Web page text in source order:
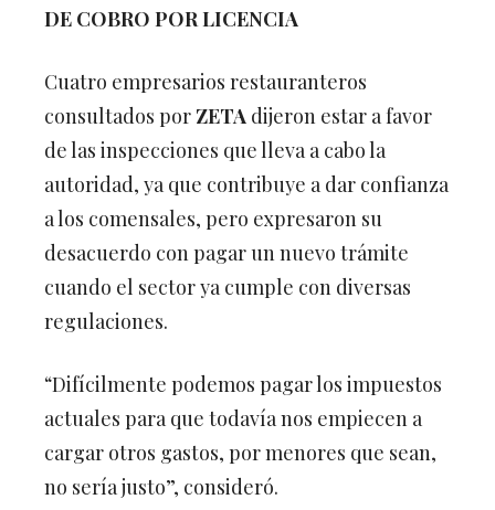
DE COBRO POR LICENCIA
Cuatro empresarios restauranteros
consultados por ZETA dijeron estar a favor
de las inspecciones que lleva a cabo la
autoridad, ya que contribuye a dar confianza
a los comensales, pero expresaron su
desacuerdo con pagar un nuevo trámite
cuando el sector ya cumple con diversas
regulaciones.
“Difícilmente podemos pagar los impuestos
actuales para que todavía nos empiecen a
cargar otros gastos, por menores que sean,
no sería justo”, consideró.